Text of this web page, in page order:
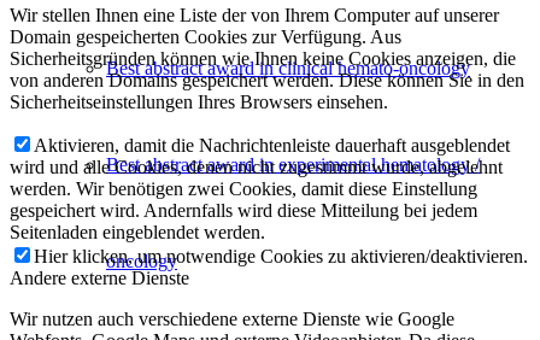
Best abstract award in clinical hemato-oncology
Best abstract award in experimental hematology /
oncology
Wir stellen Ihnen eine Liste der von Ihrem Computer auf unserer
Domain gespeicherten Cookies zur Verfügung. Aus
Sicherheitsgründen können wie Ihnen keine Cookies anzeigen, die
von anderen Domains gespeichert werden. Diese können Sie in den
Sicherheitseinstellungen Ihres Browsers einsehen.
Aktivieren, damit die Nachrichtenleiste dauerhaft ausgeblendet
wird und alle Cookies, denen nicht zugestimmt wurde, abgelehnt
werden. Wir benötigen zwei Cookies, damit diese Einstellung
gespeichert wird. Andernfalls wird diese Mitteilung bei jedem
Seitenladen eingeblendet werden.
Hier klicken, um notwendige Cookies zu aktivieren/deaktivieren.
Andere externe Dienste
Wir nutzen auch verschiedene externe Dienste wie Google